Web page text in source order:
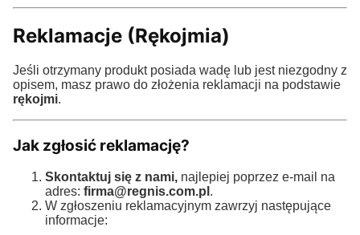
Reklamacje (Rękojmia)
Jeśli otrzymany produkt posiada wadę lub jest niezgodny z
opisem, masz prawo do złożenia reklamacji na podstawie
rękojmi.
Jak zgłosić reklamację?
Skontaktuj się z nami, najlepiej poprzez e-mail na
adres: firma@regnis.com.pl .
W zgłoszeniu reklamacyjnym zawrzyj następujące
informacje: